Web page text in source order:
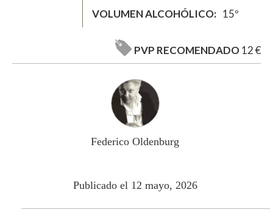
VOLUMEN ALCOHÓLICO
15º
PVP RECOMENDADO12 €
Federico Oldenburg
Publicado el 12 mayo, 2026